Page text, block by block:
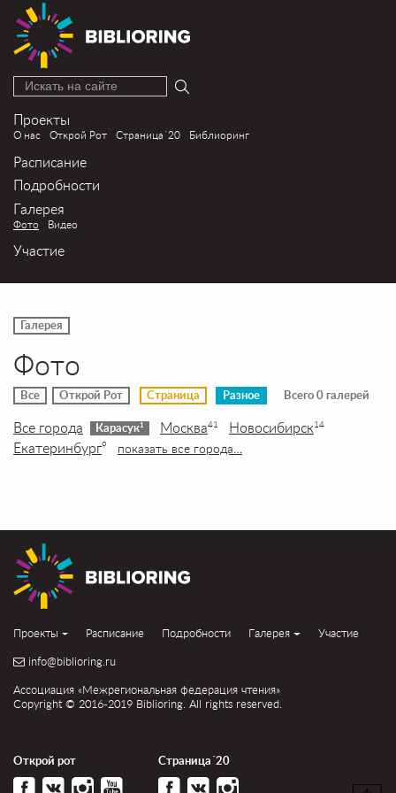
Искать на сайте
Проекты
О нас Открой Рот Страница´20 Библиоринг
Расписание
Подробности
Галерея
Фото Видео
Участие
Галерея
Фото
Все Открой Рот Страница Разное Всего 0 галерей
Все города Карасук1 Москва41 Новосибирск14
Екатеринбург9 показать все города…
Проекты Расписание Подробности Галерея
Участие
info@biblioring.ru
Ассоциация «Межрегиональная федерация чтения»
Copyright © 2016-2019 Biblioring. All rights reserved.
Открой рот Страница´20